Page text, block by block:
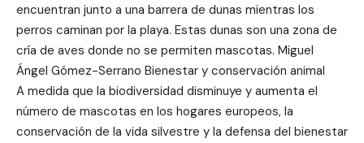
encuentran junto a una barrera de dunas mientras los
perros caminan por la playa. Estas dunas son una zona de
cría de aves donde no se permiten mascotas. Miguel
Ángel Gómez-Serrano Bienestar y conservación animal
A medida que la biodiversidad disminuye y aumenta el
número de mascotas en los hogares europeos, la
conservación de la vida silvestre y la defensa del bienestar